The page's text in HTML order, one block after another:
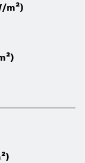
m²)